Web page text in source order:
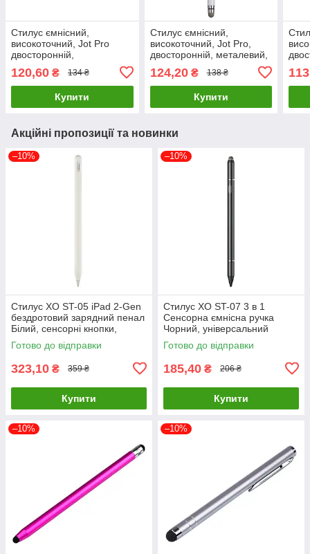
Стилус ємнісний,
високоточний, Jot Pro
двосторонній,
кріпленням, рожево-
золотистий
120,60 ₴ 134 ₴
Купити
Стилус ємнісний,
високоточний, Jot Pro,
двосторонній, металевий,
124,20₴ 138 ₴
Купити
Акційні пропозиції та новинки
–10%
Стилус XO ST-05 iPad 2-Gen
бездротовий зарядний пенал
Білий, сенсорні кнопки,
акумулятор 90mAh
Готово до відправки
323,10 ₴ 359 ₴
Купити
–10%
Стилус XO ST-07 3 в 1
Сенсорна ємнісна ручка
Чорний, універсальний
аксесуар для планшетів і
смартфонів
Готово до відправки
185,40 ₴ 206 ₴
Купити
–10% –10%